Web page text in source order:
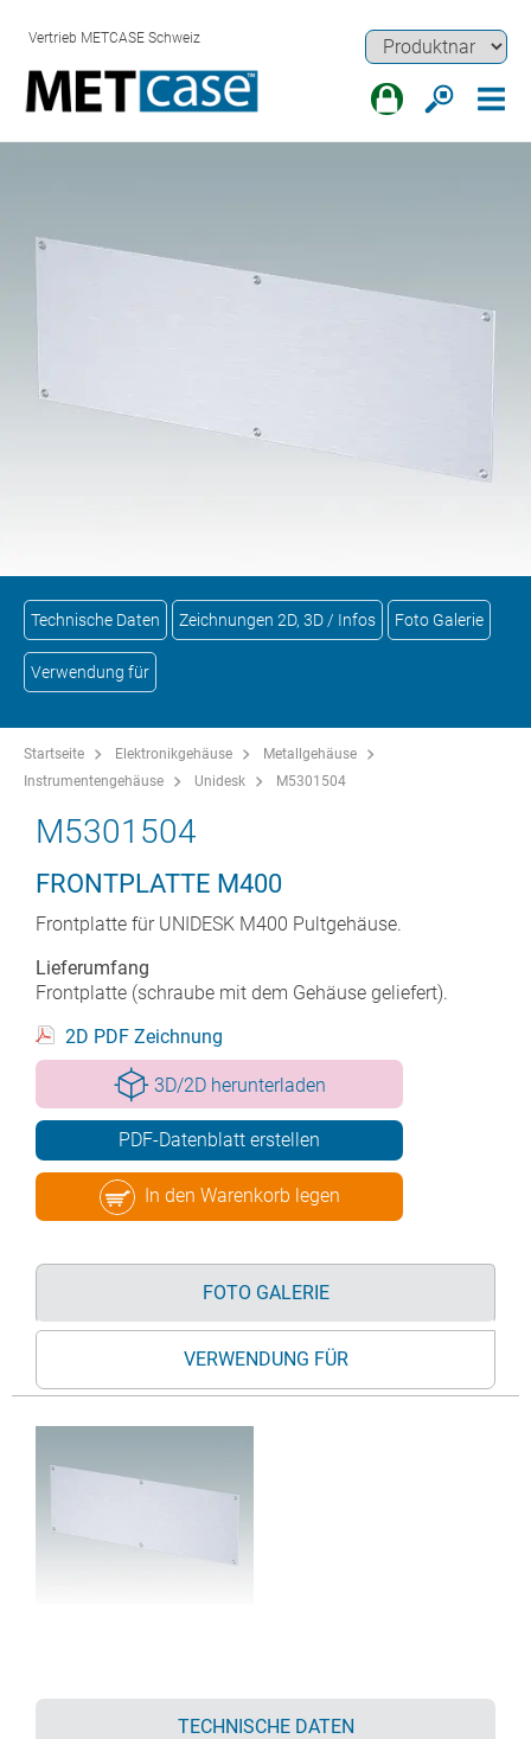
Vertrieb METCASE Schweiz
Technische Daten Zeichnungen 2D, 3D / Infos Foto Galerie
Verwendung für
Startseite Elektronikgehäuse
Metallgehäuse
Instrumentengehäuse
Unidesk M5301504
M5301504
FRONTPLATTE M400
Frontplatte für UNIDESK M400 Pultgehäuse.
Lieferumfang
Frontplatte (schraube mit dem Gehäuse geliefert).
2D PDF Zeichnung
3D/2D herunterladen
PDF-Datenblatt erstellen
In den Warenkorb legen
FOTO GALERIE
VERWENDUNG FÜR
TECHNISCHE DATEN